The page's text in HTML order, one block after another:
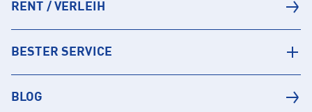
RENT / VERLEIH
BESTER SERVICE
BLOG